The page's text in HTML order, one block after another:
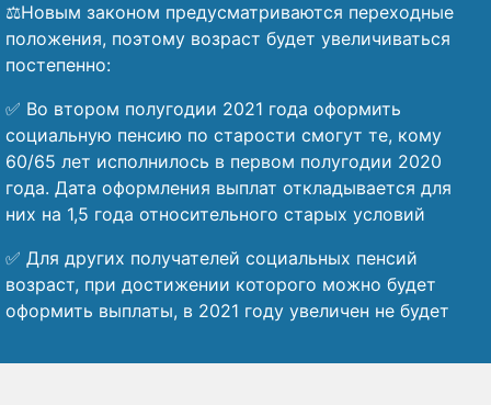
⚖️Новым законом предусматриваются переходные
положения, поэтому возраст будет увеличиваться
постепенно:
✅ Во втором полугодии 2021 года оформить
социальную пенсию по старости смогут те, кому
60/65 лет исполнилось в первом полугодии 2020
года. Дата оформления выплат откладывается для
них на 1,5 года относительного старых условий
✅ Для других получателей социальных пенсий
возраст, при достижении которого можно будет
оформить выплаты, в 2021 году увеличен не будет